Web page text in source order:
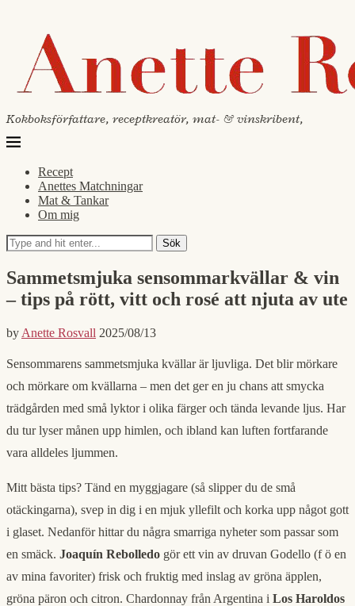
Kokboksförfattare, receptkreatör, mat- & vinskribent,
Recept
Anettes Matchningar
Mat & Tankar
Om mig
Sök
Sammetsmjuka sensommarkvällar & vin
– tips på rött, vitt och rosé att njuta av ute
by Anette Rosvall 2025/08/13
Sensommarens sammetsmjuka kvällar är ljuvliga. Det blir mörkare
och mörkare om kvällarna – men det ger en ju chans att smycka
trädgården med små lyktor i olika färger och tända levande ljus. Har
du tur lyser månen upp himlen, och ibland kan luften fortfarande
vara alldeles ljummen.
Mitt bästa tips? Tänd en myggjagare (så slipper du de små
otäckingarna), svep in dig i en mjuk yllefilt och korka upp något gott
i glaset. Nedanför hittar du några smarriga nyheter som passar som
en smäck. Joaquín Rebolledo gör ett vin av druvan Godello (f ö en
av mina favoriter) frisk och fruktig med inslag av gröna äpplen,
gröna päron och citron. Chardonnay från Argentina i Los Haroldos